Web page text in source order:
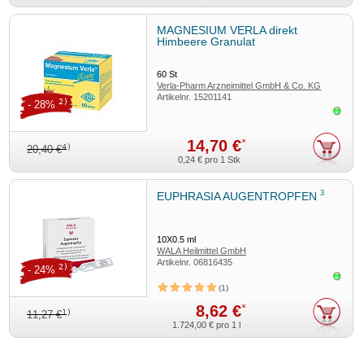
MAGNESIUM VERLA direkt
Himbeere Granulat
60St
Verla-Pharm Arzneimittel GmbH & Co. KG
Artikelnr. 15201141
20,40 €4) 14,70 €*
- 28% 2)
0,24 € pro 1 Stk
EUPHRASIA AUGENTROPFEN3
10X0.5ml
WALA Heilmittel GmbH
Artikelnr.06816435
1
11,27 €1) 8,62 €*
- 24% 2)
1.724,00 € pro 1 l